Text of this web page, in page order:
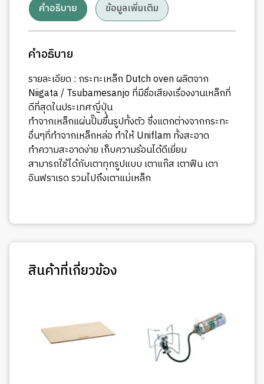
คำอธิบาย ข้อมูลเพิ่มเติม
คำอธิบาย
รายละเอียด : กระทะเหล็ก Dutch oven ผลิตจาก
Niigata / Tsubamesanjo ที่มีชื่อเสียงเรื่องงานเหล็กที่
ดีที่สุดในประเทศญี่ปุ่น
ทำจากเหล็กแผ่นปั๊มขึ้นรูปทั้งตัว ซึ่งแตกต่างจากกระทะ
อื่นๆที่ทำจากเหล็กหล่อ ทำให้ Uniflam ทั้งสะอาด
ทำความสะอาดง่าย เก็บความร้อนได้ดีเยี่ยม
สามารถใช้ได้กับเตาทุกรูปแบบ เตาแก๊ส เตาฟืน เตา
อินฟราเรด รวมไปถึงเตาแม่เหล็ก
สินค้าที่เกี่ยวข้อง